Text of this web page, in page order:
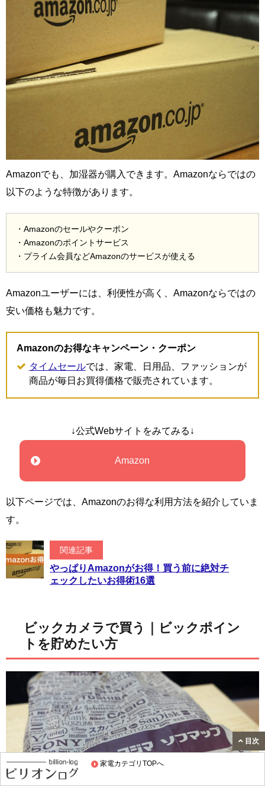
家電カテゴリTOPへ
Amazonでも、加湿器が購入できます。Amazonならではの
以下のような特徴があります。
・Amazonのセールやクーポン
・Amazonのポイントサービス
・プライム会員などAmazonのサービスが使える
Amazonユーザーには、利便性が高く、Amazonならではの
安い価格も魅力です。
Amazonのお得なキャンペーン・クーポン
タイムセールでは、家電、日用品、ファッションが
商品が毎日お買得価格で販売されています。
↓公式Webサイトをみてみる↓
Amazon
以下ページでは、Amazonのお得な利用方法を紹介していま
す。
関連記事
やっぱりAmazonがお得！買う前に絶対チ
ェックしたいお得術16選
ビックカメラで買う｜ビックポイン
トを貯めたい方
目次